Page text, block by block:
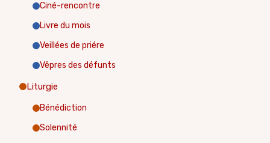
Ciné-rencontre
Livre du mois
Veillées de priére
Vêpres des défunts
Liturgie
Bénédiction
Solennité